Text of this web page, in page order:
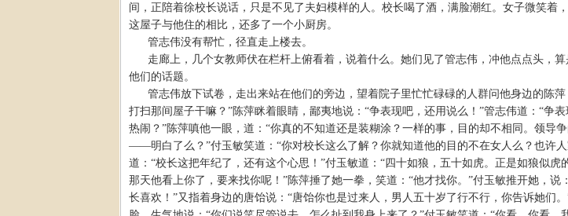
间，正陪着徐校长说话，只是不见了夫妇模样的人。校长喝了酒，满脸潮红。女子微笑着
这屋子与他住的相比，还多了一个小厨房。
管志伟没有帮忙，径直走上楼去。
走廊上，几个女教师伏在栏杆上俯看着，说着什么。她们见了管志伟，冲他点点头，
他们的话题。
管志伟放下试卷，走出来站在他们的旁边，望着院子里忙忙碌碌的人群问他身边的陈
打扫那间屋子干嘛？”陈萍眯着眼睛，鄙夷地说：“争表现吧，还用说么！”管志伟道：“争
热闹？”陈萍嗔他一眼，道：“你真的不知道还是装糊涂？一样的事，目的却不相同。领导
——明白了么？”付玉敏笑道：“你对校长这么了解？你就知道他的目的不在女人么？也许
道：“校长这把年纪了，还有这个心思！”付玉敏道：“四十如狼，五十如虎。正是如狼似虎
那天他看上你了，要来找你呢！”陈萍捶了她一拳，笑道：“他才找你。”付玉敏推开她，说
长喜欢！”又指着身边的唐饴说：“唐饴你也是过来人，男人五十岁了行不行，你告诉她们